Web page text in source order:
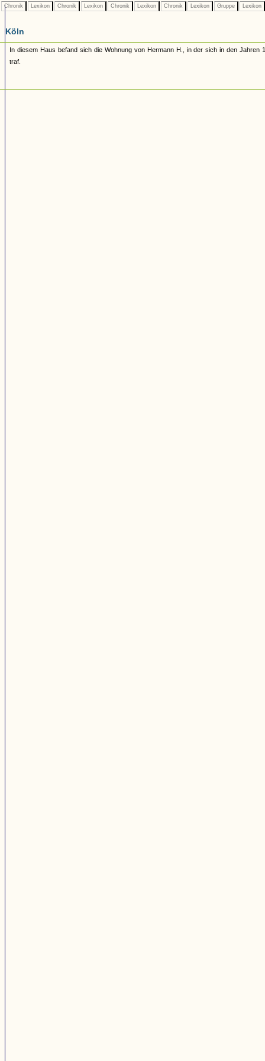
Chronik Lexikon Chronik Lexikon Chronik Lexikon Chronik Lexikon Gruppe Lexikon
Köln
In diesem Haus befand sich die Wohnung von Hermann H., in der sich in den Jahren
traf.